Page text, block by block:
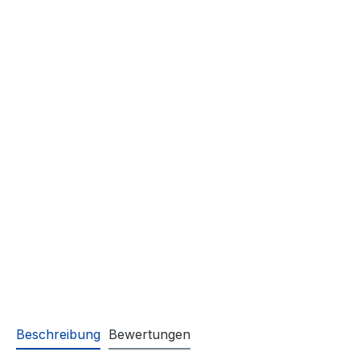
Beschreibung Bewertungen